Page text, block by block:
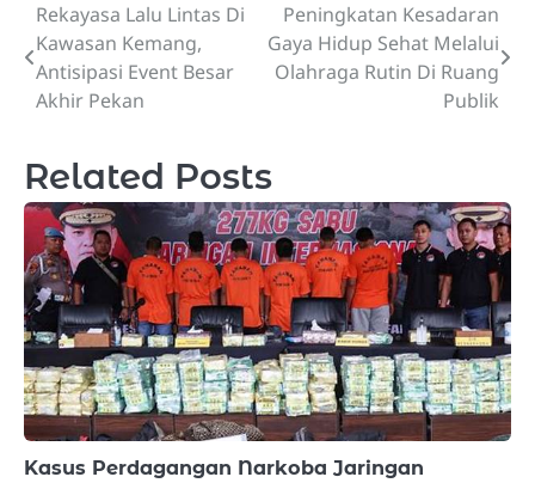
Navigasi
pos
Rekayasa Lalu Lintas Di
Kawasan Kemang,
Antisipasi Event Besar
Akhir Pekan
Peningkatan Kesadaran
Gaya Hidup Sehat Melalui
Olahraga Rutin Di Ruang
Publik
Related Posts
Kasus Perdagangan Narkoba Jaringan